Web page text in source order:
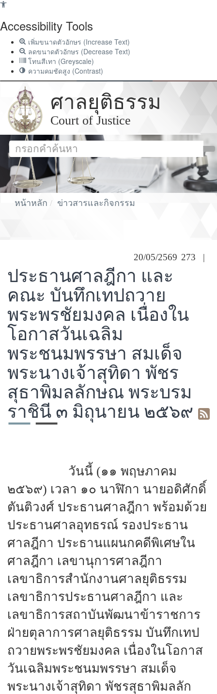
Accessibility Tools
เพิ่มขนาดตัวอักษร (Increase Text)
ลดขนาดตัวอักษร (Decrease Text)
โทนสีเทา (Greyscale)
ความคมชัดสูง (Contrast)
ศาลยุติธรรม
Court of Justice
หน้าหลัก
ข่าวสารและกิจกรรม
พระชนมพรรษา สมเด็จพระนางเจ้าสุทิดา พัชรสุธา
ประธานศาลฎีกา และ
คณะ บันทึกเทปถวาย
พระพรชัยมงคล เนื่องใน
โอกาสวันเฉลิม
พระชนมพรรษา สมเด็จ
พระนางเจ้าสุทิดา พัชร
สุธาพิมลลักษณ พระบรม
ราชินี ๓ มิถุนายน ๒๕๖๙
20/05/2569 273 |
วันนี้ (๑๑ พฤษภาคม
๒๕๖๙) เวลา ๑๐ นาฬิกา นายอดิศักดิ์
ตันติวงศ์ ประธานศาลฎีกา พร้อมด้วย
ประธานศาลอุทธรณ์ รองประธาน
ศาลฎีกา ประธานแผนกคดีพิเศษใน
ศาลฎีกา เลขานุการศาลฎีกา
เลขาธิการสำนักงานศาลยุติธรรม
เลขาธิการประธานศาลฎีกา และ
เลขาธิการสถาบันพัฒนาข้าราชการ
ฝ่ายตุลาการศาลยุติธรรม บันทึกเทป
ถวายพระพรชัยมงคล เนื่องในโอกาส
วันเฉลิมพระชนมพรรษา สมเด็จ
พระนางเจ้าสุทิดา พัชรสุธาพิมลลัก